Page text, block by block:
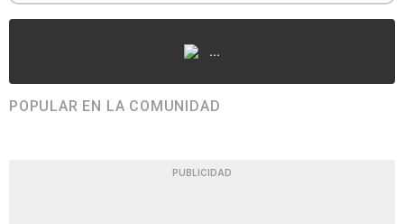
...
POPULAR EN LA COMUNIDAD
PUBLICIDAD